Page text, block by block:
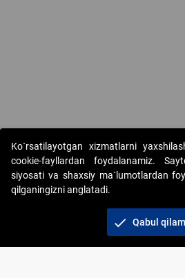
Copyright © 2017-2026. "Elektron
AJ. Barcha huquqlar himoyalangan
+998 71 202-
Ko`rsatilayotgan xizmatlarni
cookie-fayllardan foydalanamiz.
siyosati va shaxsiy ma`lumotlardan
qilganingizni anglatadi.
check Qabul